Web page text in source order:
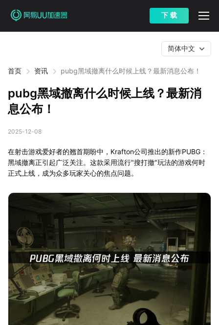
下 载
首页 资讯 pubg黑域撤离什么时候上线？最新消息公布！
简体中文
pubg黑域撤离什么时候上线？最新消
息公布！
2025-12-08
在射击游戏爱好者的翘首期盼中，Krafton公司推出的新作PUBG：
黑域撤离正引起广泛关注。这款采用流行"搜打撤"玩法的游戏何时
正式上线，成为众多玩家关心的焦点问题。